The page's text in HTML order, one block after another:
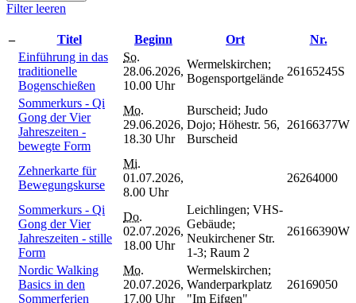
Filter leeren
– Titel Beginn Ort
Nr.
Einführung in das
traditionelle
Bogenschießen
So.
28.06.2026,
10.00 Uhr
Wermelskirchen;
Bogensportgelände
26165245S
Sommerkurs - Qi
Gong der Vier
Jahreszeiten -
bewegte Form
Mo.
29.06.2026,
18.30 Uhr
Burscheid; Judo
Dojo; Höhestr. 56,
Burscheid
26166377W
Zehnerkarte für
Bewegungskurse
Mi.
01.07.2026,
8.00 Uhr
26264000
Sommerkurs - Qi
Gong der Vier
Jahreszeiten - stille
Form
Do.
02.07.2026,
18.00 Uhr
Leichlingen; VHS-
Gebäude;
Neukirchener Str.
1-3; Raum 2
26166390W
Nordic Walking
Basics in den
Sommerferien
Mo.
20.07.2026,
17.00 Uhr
Wermelskirchen;
Wanderparkplatz
"Im Eifgen"
26169050